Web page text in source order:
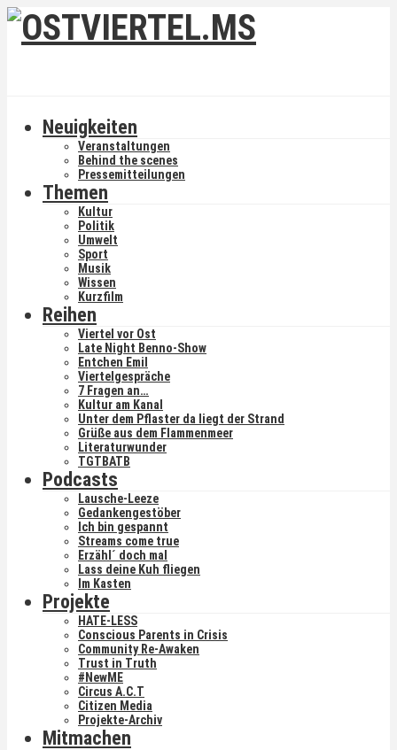
Neuigkeiten
Veranstaltungen
Behind the scenes
Pressemitteilungen
Themen
Kultur
Politik
Umwelt
Sport
Musik
Wissen
Kurzfilm
Reihen
Viertel vor Ost
Late Night Benno-Show
Entchen Emil
Viertelgespräche
7 Fragen an…
Kultur am Kanal
Unter dem Pflaster da liegt der Strand
Grüße aus dem Flammenmeer
Literaturwunder
TGTBATB
Podcasts
Lausche-Leeze
Gedankengestöber
Ich bin gespannt
Streams come true
Erzähl´ doch mal
Lass deine Kuh fliegen
Im Kasten
Projekte
HATE-LESS
Conscious Parents in Crisis
Community Re-Awaken
Trust in Truth
#NewME
Circus A.C.T
Citizen Media
Projekte-Archiv
Mitmachen